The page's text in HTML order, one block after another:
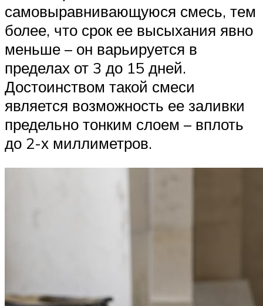
самовыравнивающуюся смесь, тем
более, что срок ее высыхания явно
меньше – он варьируется в
пределах от 3 до 15 дней.
Достоинством такой смеси
является возможность ее заливки
предельно тонким слоем – вплоть
до 2-х миллиметров.